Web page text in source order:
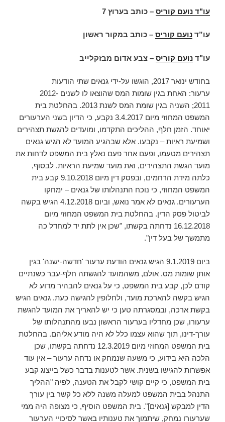
עו"ד נועם קוריס – כותב בערוץ 7
עו”ד נועם קוריס – כותב במקור ראשון
עו"ד נועם קוריס – צבע אדום מבזקלייב
בחודש ינואר 2017, הוגשו על-ידי גנאים שתי הודעות
ערעור: האחת בגין שומות המס שהוצאו לו לשנים 2012-
2011; השניה בגין שומת המס לשנת 2013. בהחלטת בית
המשפט המחוזי מיום 3.4.2017 נקבע, כי הדיון בשני הערעורים
יאוחד. הזמן חלף, ההליכים התקדמו, ומועדים להגשת תצהירים
ושמיעת ראיות – נקבעו. אלא שבהגיע המועד לא הגיש גנאים
תצהירים מטעמו, ופעם אחר פעם נאלץ בית המשפט לדחות את
מועד הגשת התצהירים, ואת מועד שמיעת הראיות. לבסוף,
כלתה מידת הרחמים, ובפסק דין מיום 9.10.2018 קבע בית
המשפט המחוזי, כי נוכח התנהלותו של גנאים – ימחקו
הערעורים. גנאים לא אמר נואש, וביום 4.12.2018 הגיש בקשה
לביטול פסק הדין. בהחלטת בית המשפט המחוזי מיום
16.12.2018 נדחתה בקשתו, "שכן אין לתת יד למחדל כה
מתמשך של בעל דין".
ביום 9.1.2019 הגיש גנאים הודעת ערעור 'חדשה-ישנה' בגין
אותן שומות מס. אולם, משהמועד להגשתה חלף-עבר כשנתיים
קודם לכן, קבע בית המשפט, כי על גנאים להבהיר מדוע לא
הגיש בקשה להארכת מועד, ולחלופין להגישה כעת. גנאים הגיש
בקשת ארכה, ובמסגרתה טען כי יש להאריך את המועד להגשת
ערעורו, שכן מחדליו בערעור הראשון נבעו מהתנהלותו של
עורך-דינו, תוך שהוא עצמו כלל לא היה מודע אליהם. בהחלטת
בית המשפט המחוזי מיום 12.3.2019 נדחתה בקשתו, שכן
הלכה היא בידוע, כי משעה שנמחק או נדחה ערעור – אין עוד
אפשרות להגישו בשנית. אשר לטענות בדבר כשל בייצוג קבע
בית המשפט, כי קיים קושי לקבל את הטענה, לפיה "ההליך
התנהל בבית המשפט למעלה משנה ללא כל קשר בין עורך
הדין למבקש [גנאים]". בית המשפט הוסיף, כי מצופה היה ממי
שערעורו נמחק, שיתמוך את טענותיו באשר לסיכויי הערעור